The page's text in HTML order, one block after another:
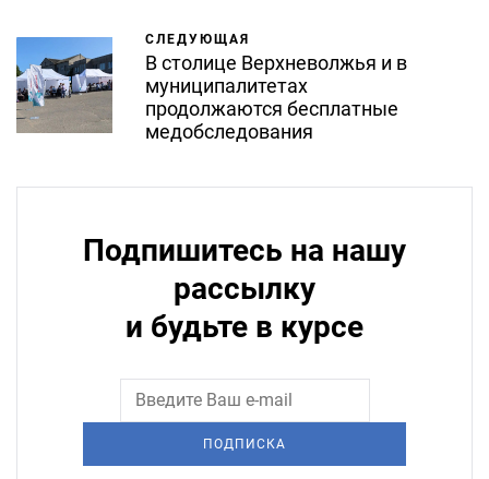
СЛЕДУЮЩАЯ
В столице Верхневолжья и в
муниципалитетах
продолжаются бесплатные
медобследования
Подпишитесь на нашу
рассылку
и будьте в курсе
ПОДПИСКА